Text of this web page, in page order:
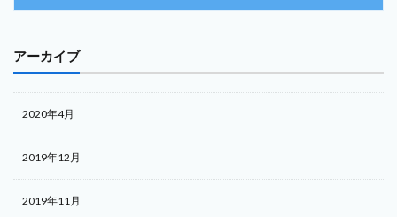
アーカイブ
2020年4月
2019年12月
2019年11月